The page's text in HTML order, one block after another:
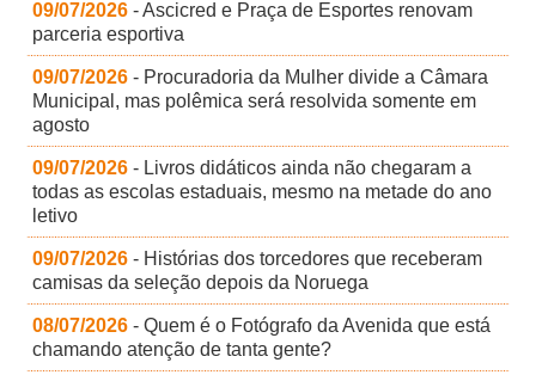
09/07/2026 - Ascicred e Praça de Esportes renovam
parceria esportiva
09/07/2026 - Procuradoria da Mulher divide a Câmara
Municipal, mas polêmica será resolvida somente em
agosto
09/07/2026 - Livros didáticos ainda não chegaram a
todas as escolas estaduais, mesmo na metade do ano
letivo
09/07/2026 - Histórias dos torcedores que receberam
camisas da seleção depois da Noruega
08/07/2026 - Quem é o Fotógrafo da Avenida que está
chamando atenção de tanta gente?